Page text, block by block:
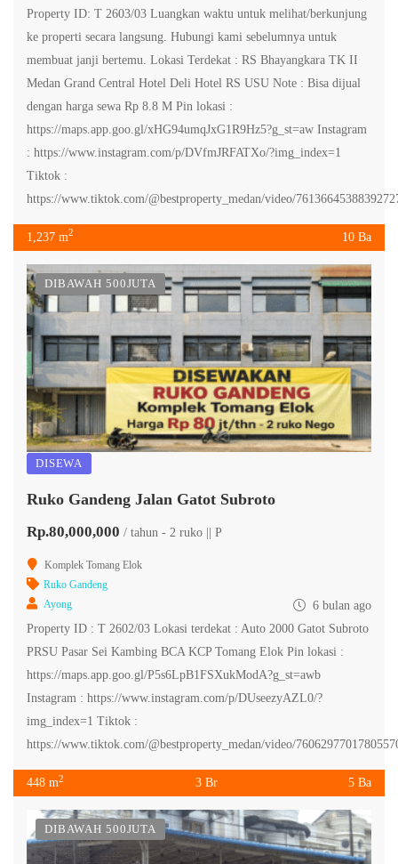
Property ID: T 2603/03 Luangkan waktu untuk melihat/berkunjung
ke properti secara langsung. Hubungi kami sebelumnya untuk
membuat janji bertemu. Lokasi Terdekat : RS Bhayangkara TK II
Medan Grand Central Hotel Deli Hotel RS USU Note : Bisa dijual
dengan harga sewa Rp 8.8 M Pin lokasi :
https://maps.app.goo.gl/xHG94umqJxG1R9Hz5?g_st=aw Instagram
: https://www.instagram.com/p/DVfmJRFATXo/?img_index=1
Tiktok :
https://www.tiktok.com/@bestproperty_medan/video/
1,237 m2 10 Ba
DIBAWAH 500JUTA
DISEWA
Ruko Gandeng Jalan Gatot Subroto
Rp.80,000,000 / tahun - 2 ruko || P
Komplek Tomang Elok
Ruko Gandeng
Ayong
6 bulan ago
Property ID : T 2602/03 Lokasi terdekat : Auto 2000 Gatot Subroto
PRSU Pasar Sei Kambing BCA KCP Tomang Elok Pin lokasi :
https://maps.app.goo.gl/P5s6LpB1FSXukModA?g_st=awb
Instagram : https://www.instagram.com/p/DUseezyAZL0/?
img_index=1 Tiktok :
https://www.tiktok.com/@bestproperty_medan/video/
448 m2 3 Br 5 Ba
DIBAWAH 500JUTA